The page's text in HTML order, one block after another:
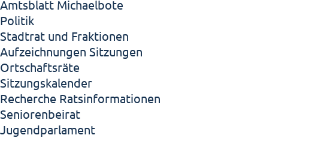
Amtsblatt Michaelbote
Politik
Stadtrat und Fraktionen
Aufzeichnungen Sitzungen
Ortschaftsräte
Sitzungskalender
Recherche Ratsinformationen
Seniorenbeirat
Jugendparlament